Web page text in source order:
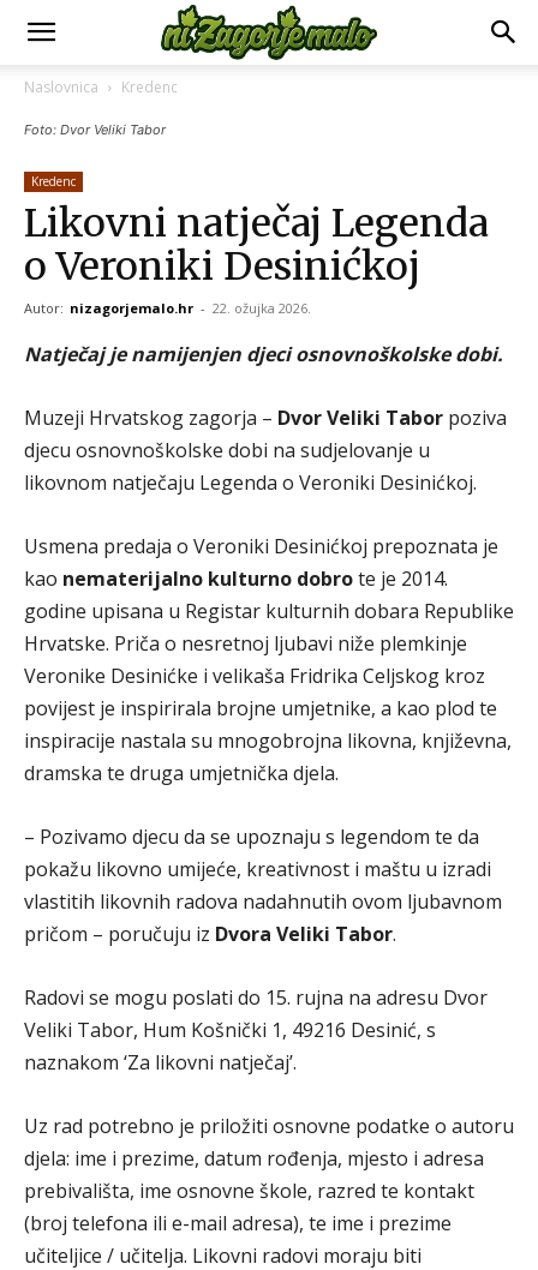
Naslovnica Kredenc
Foto: Dvor Veliki Tabor
Kredenc
Likovni natječaj Legenda
o Veroniki Desinićkoj
Autor: nizagorjemalo.hr - 22. ožujka 2026.
Natječaj je namijenjen djeci osnovnoškolske dobi.
Muzeji Hrvatskog zagorja – Dvor Veliki Tabor poziva
djecu osnovnoškolske dobi na sudjelovanje u
likovnom natječaju Legenda o Veroniki Desinićkoj.
Usmena predaja o Veroniki Desinićkoj prepoznata je
kao nematerijalno kulturno dobrote je 2014.
godine upisana u Registar kulturnih dobara Republike
Hrvatske. Priča o nesretnoj ljubavi niže plemkinje
Veronike Desinićke i velikaša Fridrika Celjskog kroz
povijest je inspirirala brojne umjetnike, a kao plod te
inspiracije nastala su mnogobrojna likovna, književna,
dramska te druga umjetnička djela.
– Pozivamo djecu da se upoznaju s legendom te da
pokažu likovno umijeće, kreativnost i maštu u izradi
vlastitih likovnih radova nadahnutih ovom ljubavnom
pričom – poručuju iz Dvora Veliki Tabor.
Radovi se mogu poslati do 15. rujna na adresu Dvor
Veliki Tabor, Hum Košnički 1, 49216 Desinić, s
naznakom ‘Za likovni natječaj’.
Uz rad potrebno je priložiti osnovne podatke o autoru
djela: ime i prezime, datum rođenja, mjesto i adresa
prebivališta, ime osnovne škole, razred te kontakt
(broj telefona ili e-mail adresa), te ime i prezime
učiteljice / učitelja. Likovni radovi moraju biti